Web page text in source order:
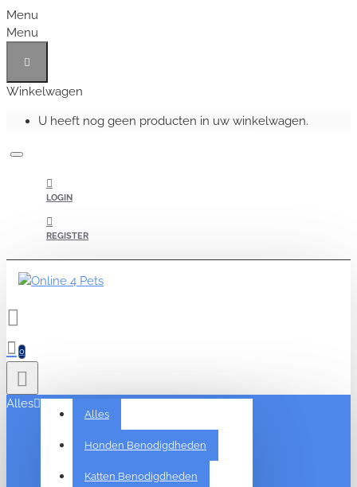
Menu
Menu
Winkelwagen
U heeft nog geen producten in uw winkelwagen.
LOGIN
REGISTER
0
Alles
Alles
Honden Benodigdheden
Katten Benodigdheden